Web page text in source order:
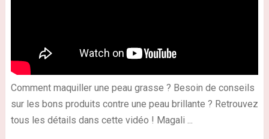
Comment maquiller une peau grasse ? Besoin de conseils
sur les bons produits contre une peau brillante ? Retrouvez
tous les détails dans cette vidéo ! Magali ...